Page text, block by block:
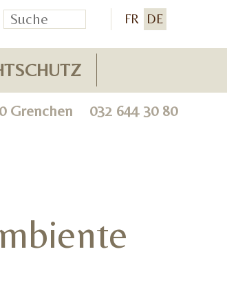
FR DE
Grenchen 032 644 30 80